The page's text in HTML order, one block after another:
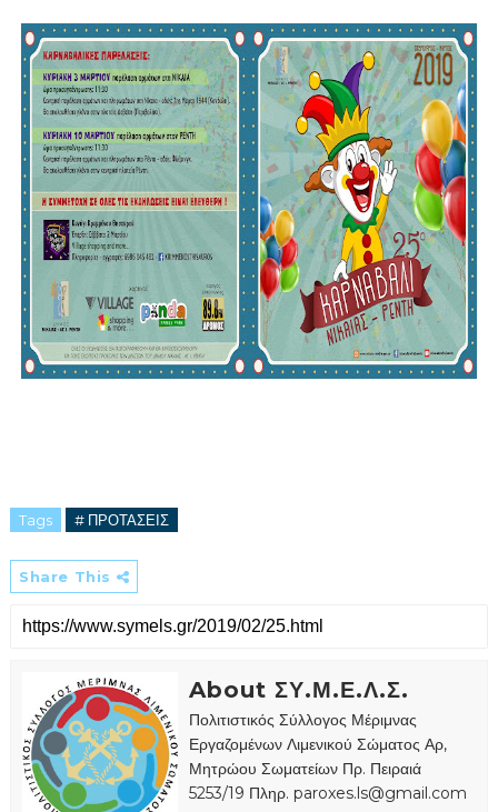
Tags # ΠΡΟΤΑΣΕΙΣ
Share This
About ΣΥ.Μ.Ε.Λ.Σ.
Πολιτιστικός Σύλλογος Μέριμνας
Εργαζομένων Λιμενικού Σώματος Αρ,
Μητρώου Σωματείων Πρ. Πειραιά
5253/19 Πληρ. paroxes.ls@gmail.com